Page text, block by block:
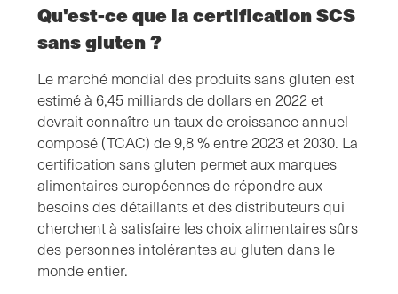
Qu'est-ce que la certification SCS
sans gluten ?
Le marché mondial des produits sans gluten est
estimé à 6,45 milliards de dollars en 2022 et
devrait connaître un taux de croissance annuel
composé (TCAC) de 9,8 % entre 2023 et 2030. La
certification sans gluten permet aux marques
alimentaires européennes de répondre aux
besoins des détaillants et des distributeurs qui
cherchent à satisfaire les choix alimentaires sûrs
des personnes intolérantes au gluten dans le
monde entier.